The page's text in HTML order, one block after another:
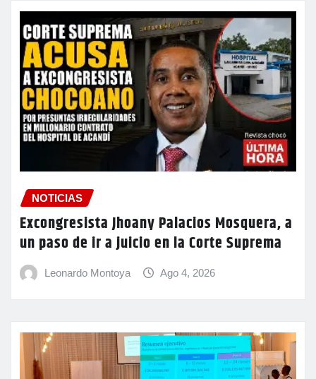
NOTICIAS
Excongresista Jhoany Palacios Mosquera, a
un paso de ir a juicio en la Corte Suprema
Leonardo Montoya Ago 4, 2026